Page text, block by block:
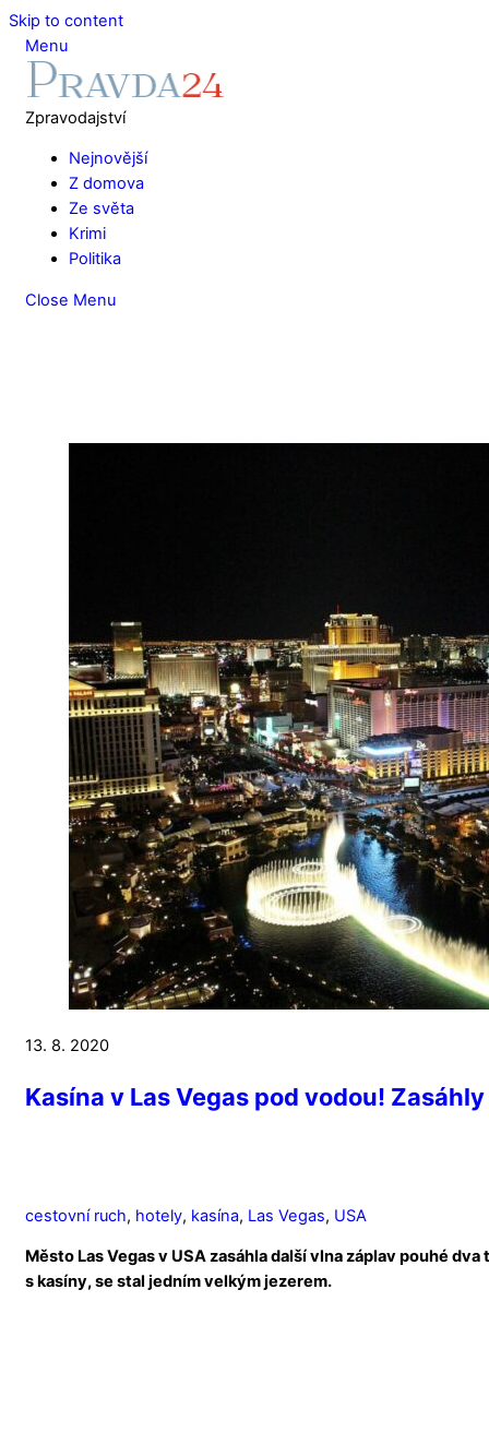
Skip to content
Menu
Zpravodajství
Nejnovější
Z domova
Ze světa
Krimi
Politika
Close Menu
13. 8. 2020
Kasína v Las Vegas pod vodou!
cestovní ruch, hotely, kasína, Las Vegas, USA
Město Las Vegas v USA zasáhla další vlna záplav pouhé
s kasíny, se stal jedním velkým jezerem.